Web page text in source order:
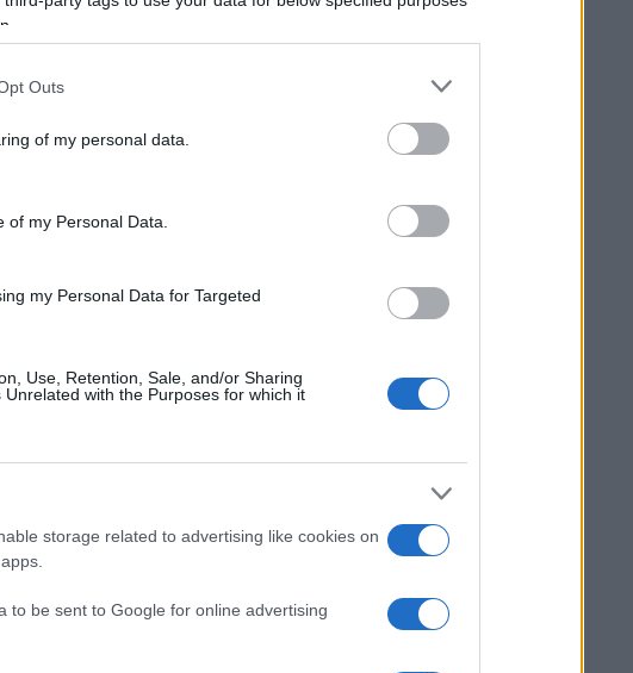
Outs
of my personal data.
my Personal Data.
my Personal Data for Targeted
Use, Retention, Sale, and/or Sharing
with the Purposes for which it
storage related to advertising like cookies on
to be sent to Google for online advertising
50 /50